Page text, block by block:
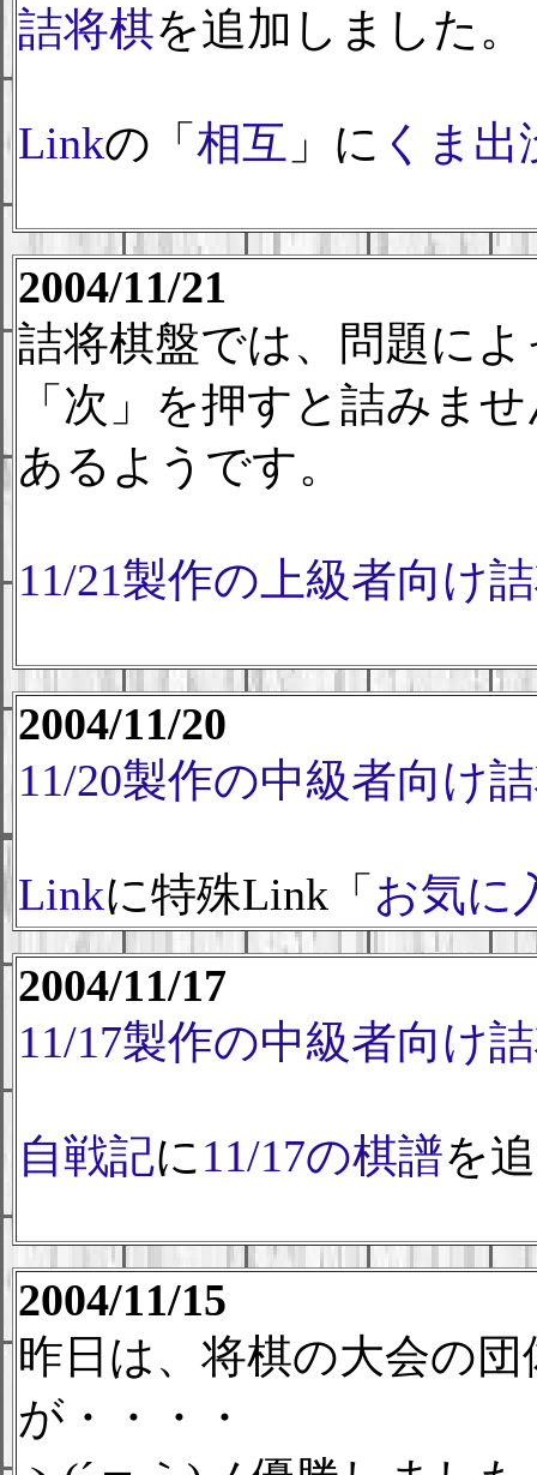
詰将棋を追加しました。
Linkの「 相互 」に くま出
2004/11/21
詰将棋盤では、問題に
「次」を押すと詰みま
あるようです。
11/21製作の上級者向け
2004/11/20
11/20製作の中級者向け
Linkに特殊Link「 お気に
2004/11/17
11/17製作の中級者向け
自戦記に11/17の棋譜を
2004/11/15
昨日は、将棋の大会の
が・・・・